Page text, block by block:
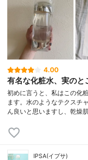
4.00
有名な化粧水、実のと
初めに言うと、私はこの化
ます。水のようなテクスチ
ん良いと思いますし、乾燥
IPSA(イプサ)